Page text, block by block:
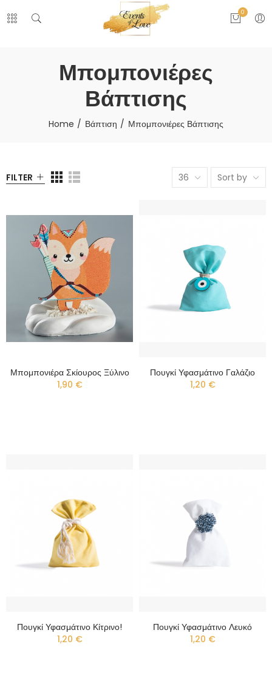
0
Μπομπονιέρες
Βάπτισης
Home Βάπτιση Μπομπονιέρες Βάπτισης
FILTER 36 Sort by
Μπομπονιέρα Σκίουρος Ξύλινο
1,90 €
Πουγκί Υφασμάτινο Γαλάζιο
1,20 €
Πουγκί Υφασμάτινο Κίτρινο!
1,20 €
Πουγκί Υφασμάτινο Λευκό
1,20 €